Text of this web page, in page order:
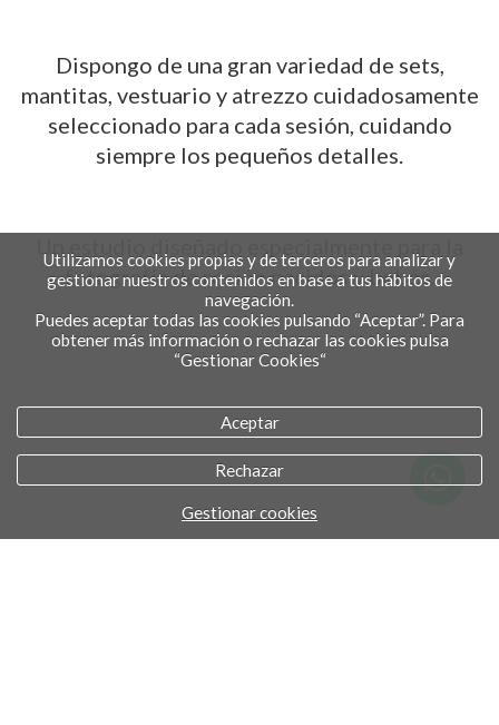
Dispongo de una gran variedad de sets,
mantitas, vestuario y atrezzo cuidadosamente
seleccionado para cada sesión, cuidando
siempre los pequeños detalles.
Un estudio diseñado especialmente para la
fotografía de recién nacidos y bebés.
Utilizamos cookies propias y de terceros para analizar y
gestionar nuestros contenidos en base a tus hábitos de
navegación.
Puedes aceptar todas las cookies pulsando “Aceptar”. Para
obtener más información o rechazar las cookies pulsa
“Gestionar Cookies“
Aceptar
Rechazar
Gestionar cookies